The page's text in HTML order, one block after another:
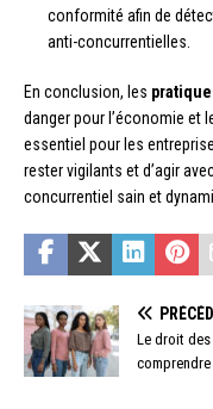
conformité afin de
anti-concurrentielles.
En conclusion, les
danger pour l’économie et
essentiel pour les
rester vigilants et d’agir
concurrentiel sain et
Le droit